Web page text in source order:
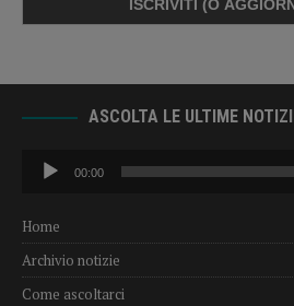
ASCOLTA LE ULTIME
Audio
Player
00:00
Home
Archivio notizie
Come ascoltarci